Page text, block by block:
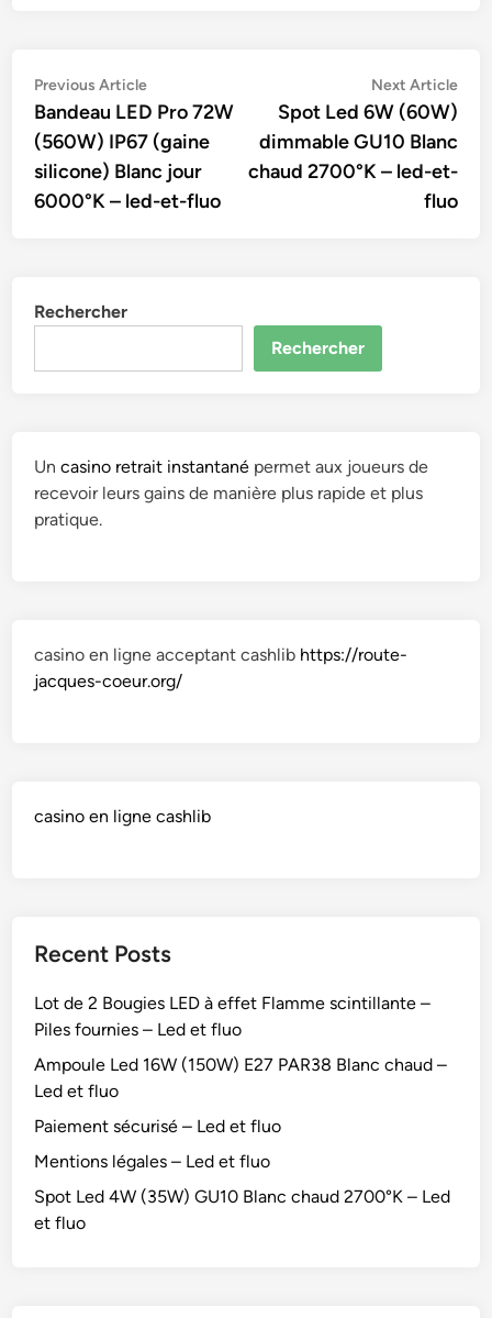
Navigation
de
l’article
Previous ArticlePrevious
article:
Bandeau LED Pro 72W
(560W) IP67 (gaine
silicone) Blanc jour
6000°K – led-et-fluo
Next Article
Spot Led 6W (60W)
dimmable GU10 Blanc
chaud 2700°K – led-et-
fluo
Rechercher
Rechercher
Uncasino retrait instantané permet aux joueurs de
recevoir leurs gains de manière plus rapide et plus
pratique.
casino en ligne acceptant cashlib https://route-
jacques-coeur.org/
casino en ligne cashlib
Recent Posts
Lot de 2 Bougies LED à effet Flamme scintillante –
Piles fournies – Led et fluo
Ampoule Led 16W (150W) E27 PAR38 Blanc chaud –
Led et fluo
Paiement sécurisé – Led et fluo
Mentions légales – Led et fluo
Spot Led 4W (35W) GU10 Blanc chaud 2700°K – Led
et fluo